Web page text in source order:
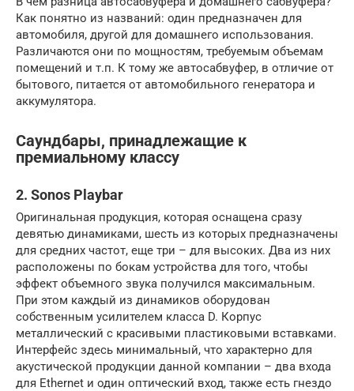
Как понятно из названий: один предназначен для
автомобиля, другой для домашнего использования.
Различаются они по мощностям, требуемым объемам
помещений и т.п. К тому же автосабвуфер, в отличие от
бытового, питается от автомобильного генератора и
аккумулятора.
Саундбары, принадлежащие к
премиальному классу
2. Sonos Playbar
Оригинальная продукция, которая оснащена сразу
девятью динамиками, шесть из которых предназначены
для средних частот, еще три – для высоких. Два из них
расположены по бокам устройства для того, чтобы
эффект объемного звука получился максимальным.
При этом каждый из динамиков оборудован
собственным усилителем класса D. Корпус
металлический с красивыми пластиковыми вставками.
Интерфейс здесь минимальный, что характерно для
акустической продукции данной компании – два входа
для Ethernet и один оптический вход, также есть гнездо